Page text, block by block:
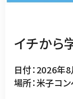
イチから
日付：2026年
場所：米子コ